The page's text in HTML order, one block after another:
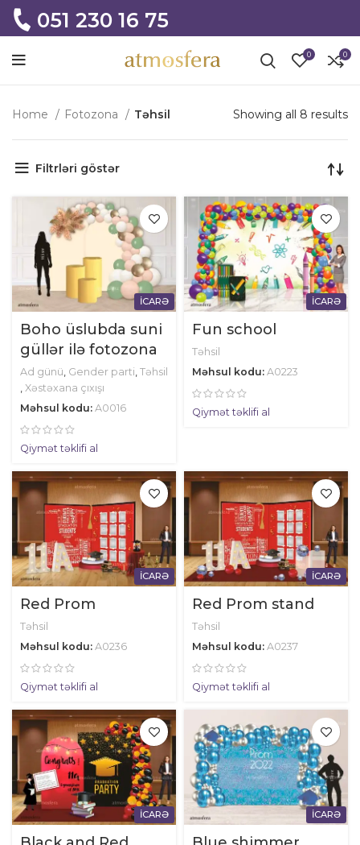
051 230 16 75
0 0
Home Fotozona Təhsil Showing all 8 results
Filtrləri göstər
İCARƏ
Boho üslubda suni
güllər ilə fotozona
Ad günü Gender parti Təhsil
Xəstəxana çıxışı
Məhsul kodu: A0016
Qiymət təklifi al
İCARƏ
Fun school
Təhsil
Məhsul kodu: A0223
Qiymət təklifi al
İCARƏ
Red Prom
Təhsil
Məhsul kodu: A0236
Qiymət təklifi al
İCARƏ
Red Prom stand
Təhsil
Məhsul kodu: A0237
Qiymət təklifi al
İCARƏ İCARƏ